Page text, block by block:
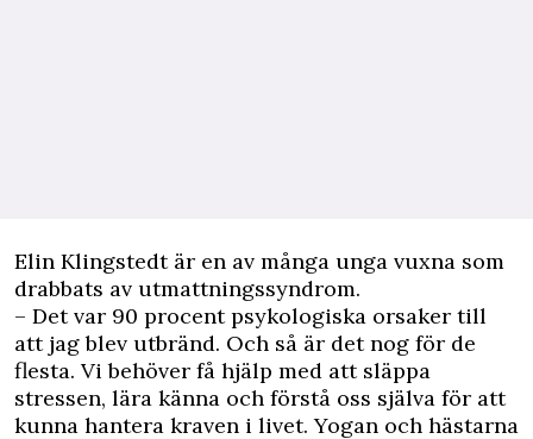
Elin Klingstedt är en av många unga vuxna som
drabbats av utmattningssyndrom.
– Det var 90 procent psykologiska orsaker till
att jag blev utbränd. Och så är det nog för de
flesta. Vi behöver få hjälp med att släppa
stressen, lära känna och förstå oss själva för att
kunna hantera kraven i livet. Yogan och hästarna